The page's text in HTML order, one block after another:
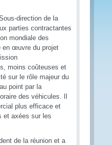
direction de la
parties contractantes
mondiale des
en œuvre du projet
moins coûteuses et
sur le rôle majeur du
point par la
des véhicules. Il
plus efficace et
et axées sur les
de la réunion et a